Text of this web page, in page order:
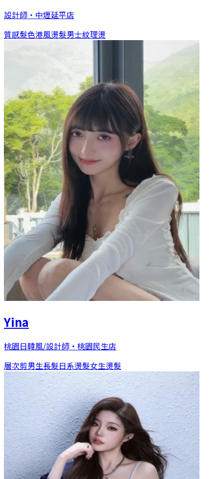
設計師 ・ 中壢延平店
質感髮色港風燙髮男士紋理燙
Yina
桃園日韓風/設計師 ・ 桃園民生店
層次剪男生長髮日系燙髮女生燙髮